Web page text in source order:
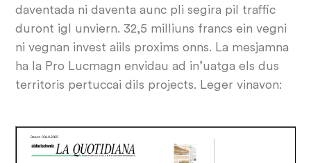
daventada ni daventa aunc pli segira pil traffic
duront igl unviern. 32,5 milliuns francs ein vegni
ni vegnan invest aiils proxims onns. La mesjamna
ha la Pro Lucmagn envidau ad in’uatga els dus
territoris pertuccai dils projects. Leger vinavon: